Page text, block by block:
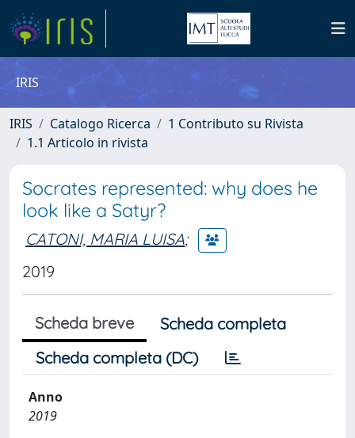
IRIS
IRIS Catalogo Ricerca
1 Contributo su Rivista
1.1 Articolo in rivista
Socrates represented: why does he
look like a Satyr?
CATONI, MARIA LUISA;
2019
Scheda breve
Scheda completa
Scheda completa (DC)
Anno
2019